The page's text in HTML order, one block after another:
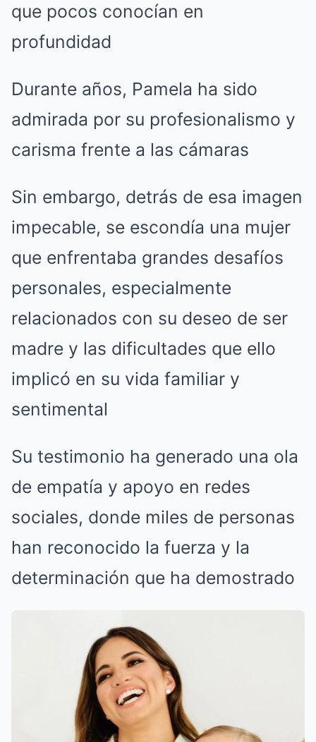
que pocos conocían en
profundidad
Durante años, Pamela ha sido
admirada por su profesionalismo y
carisma frente a las cámaras
Sin embargo, detrás de esa imagen
impecable, se escondía una mujer
que enfrentaba grandes desafíos
personales, especialmente
relacionados con su deseo de ser
madre y las dificultades que ello
implicó en su vida familiar y
sentimental
Su testimonio ha generado una ola
de empatía y apoyo en redes
sociales, donde miles de personas
han reconocido la fuerza y la
determinación que ha demostrado